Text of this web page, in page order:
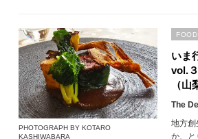
PHOTOGRAPH BY KOTARO
KASHIWABARA
いま
vol.
（
The
地方創
か、と
FOOD